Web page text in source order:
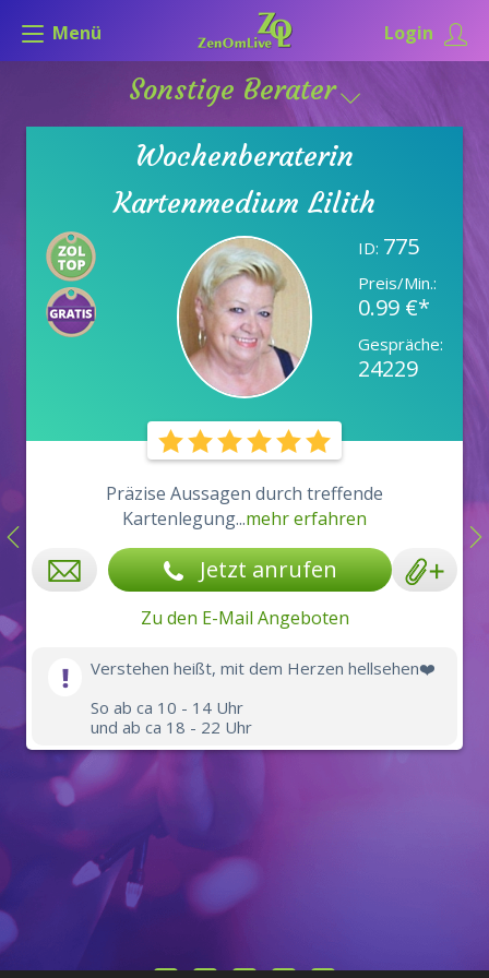
Menü Login
Sonstige Berater
Wochenberaterin
Kartenmedium Lilith
ID: 775
Preis/Min.:
0.99 €*
Gespräche:
24229
Präzise Aussagen durch treffende
Kartenlegung...mehr erfahren
Jetzt anrufen
Zu den E-Mail Angeboten
Verstehen heißt, mit dem Herzen hellsehen❤️
So ab ca 10 - 14 Uhr
und ab ca 18 - 22 Uhr